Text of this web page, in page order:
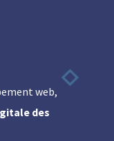
web,
des